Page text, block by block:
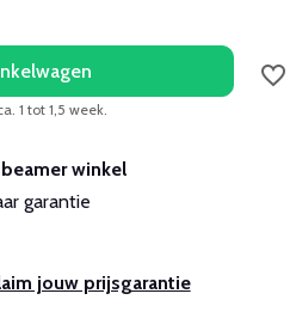
1 tot 1,5 week.
winkel
garantie
jouw prijsgarantie